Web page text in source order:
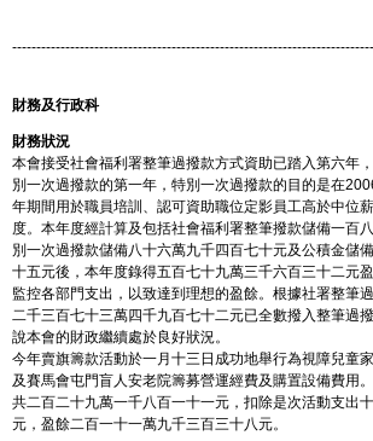
財務及行政科
財務狀況
本會接受社會福利署整筆過撥款方式資助已踏入第六年
別一次過撥款的第一年，特別一次過撥款的目的是在
年期間用於職員培訓、認可資助職位定影員工高於中位
度。本年度經計算及包括社會福利署整筆撥款儲備一百
別一次過撥款儲備八十六萬九千四百七十元及公積金儲
十五元後，本年度錄得五百七十九萬三千六百三十二元
監控各部門支出，以致達到理想的盈餘。根據社署整筆
二千三百七十三萬四千九百七十二元已全數撥入整筆過
說本會的財政繼續處於良好狀況。
今年賣旗籌款活動於一月十三日成功地舉行為視障兒童
及賽馬會屯門盲人安老院籌募營運經費及購置設備費用
共二百二十九萬一千八百一十一元，扣除是次活動支出
元，盈餘二百一十一萬九千三百三十八元。